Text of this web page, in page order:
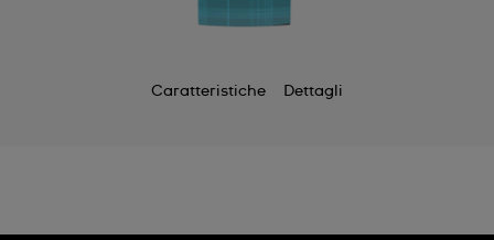
Caratteristiche Dettagli